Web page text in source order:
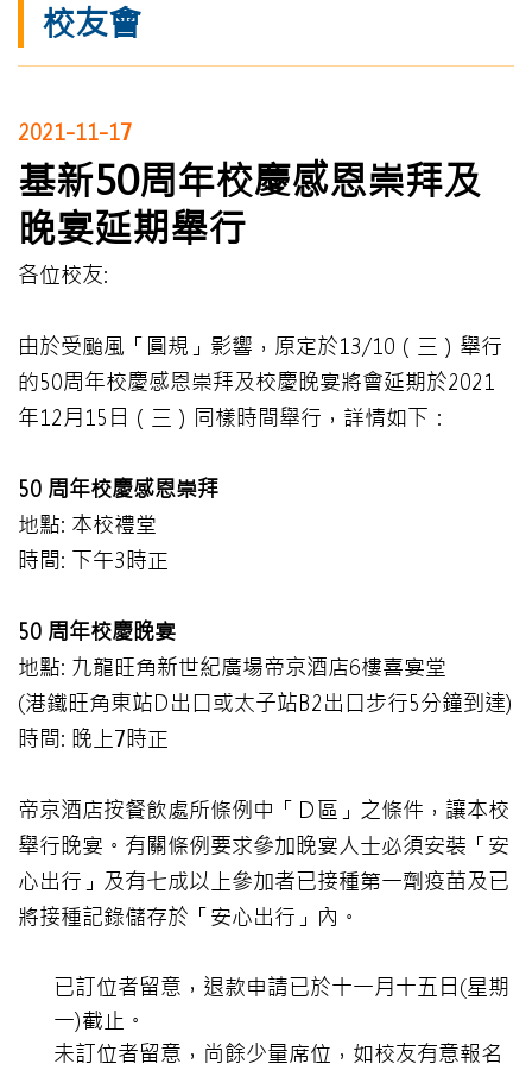
校友會
2021-11-17
基新50周年校慶感恩崇拜及
晚宴延期舉行
各位校友:
由於受颱風「圓規」影響，原定於13/10（三）舉行
的50周年校慶感恩崇拜及校慶晚宴將會延期於2021
年12月15日（三）同樣時間舉行，詳情如下：
50 周年校慶感恩崇拜
地點: 本校禮堂
時間: 下午3時正
50 周年校慶晚宴
地點: 九龍旺角新世紀廣場帝京酒店6樓喜宴堂
(港鐵旺角東站D出口或太子站B2出口步行5分鐘到達)
時間: 晚上7時正
帝京酒店按餐飲處所條例中「Ｄ區」之條件，讓本校
舉行晚宴。有關條例要求參加晚宴人士必須安裝「安
心出行」及有七成以上參加者已接種第一劑疫苗及已
將接種記錄儲存於「安心出行」內。
已訂位者留意，退款申請已於十一月十五日(星期
一)截止。
未訂位者留意，尚餘少量席位，如校友有意報名